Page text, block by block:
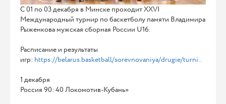
С 01 по 03 декабря в Минске проходит XXVI
Международный турнир по баскетболу памяти Владимира
Рыженкова мужская сборная России U16.
Расписание и результаты
игр: https://belarus.basketball/sorevnovaniya/drugie/turni..
1 декабря
Россия 90: 40 Локомотив-Кубань»